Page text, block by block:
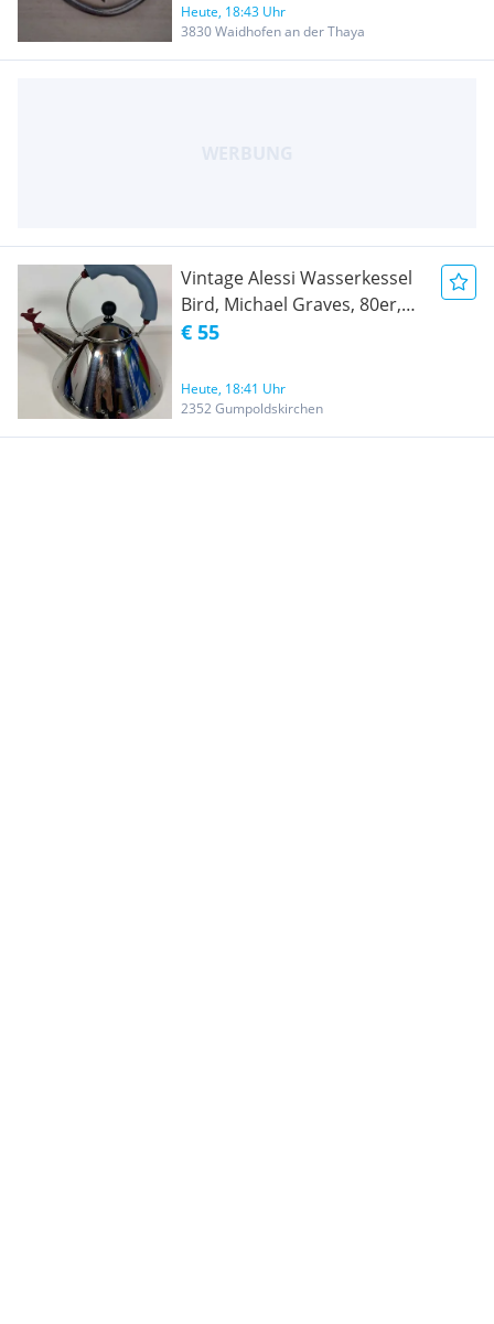
Heute, 18:43 Uhr
3830 Waidhofen an der Thaya
Vintage Alessi Wasserkessel
Bird, Michael Graves, 80er,
80's
€ 55
Heute, 18:41 Uhr
2352 Gumpoldskirchen